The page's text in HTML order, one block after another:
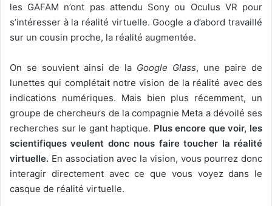
les GAFAM n’ont pas attendu Sony ou Oculus VR pour
s’intéresser à la réalité virtuelle. Google a d’abord travaillé
sur un cousin proche, la réalité augmentée.
On se souvient ainsi de la Google Glass, une paire de
lunettes qui complétait notre vision de la réalité avec des
indications numériques. Mais bien plus récemment, un
groupe de chercheurs de la compagnie Meta a dévoilé ses
recherches sur le gant haptique. Plus encore que voir, les
scientifiques veulent donc nous faire toucher la réalité
virtuelle. En association avec la vision, vous pourrez donc
interagir directement avec ce que vous voyez dans le
casque de réalité virtuelle.